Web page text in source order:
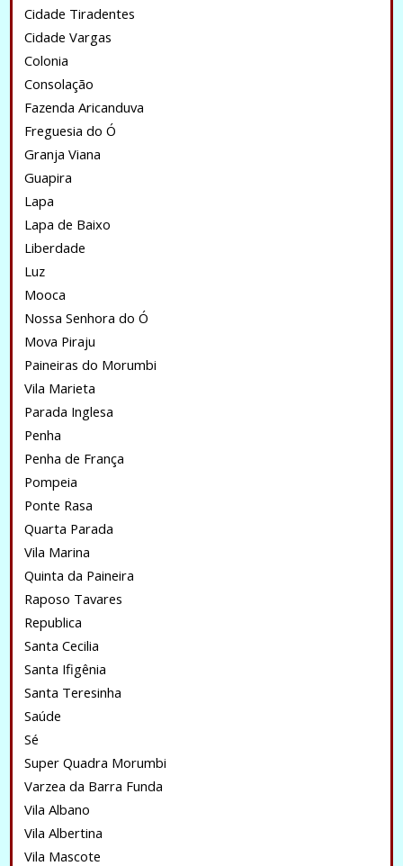
Cidade Tiradentes
Cidade Vargas
Colonia
Consolação
Fazenda Aricanduva
Freguesia do Ó
Granja Viana
Guapira
Lapa
Lapa de Baixo
Liberdade
Luz
Mooca
Nossa Senhora do Ó
Mova Piraju
Paineiras do Morumbi
Vila Marieta
Parada Inglesa
Penha
Penha de França
Pompeia
Ponte Rasa
Quarta Parada
Vila Marina
Quinta da Paineira
Raposo Tavares
Republica
Santa Cecilia
Santa Ifigênia
Santa Teresinha
Saúde
Sé
Super Quadra Morumbi
Varzea da Barra Funda
Vila Albano
Vila Albertina
Vila Mascote